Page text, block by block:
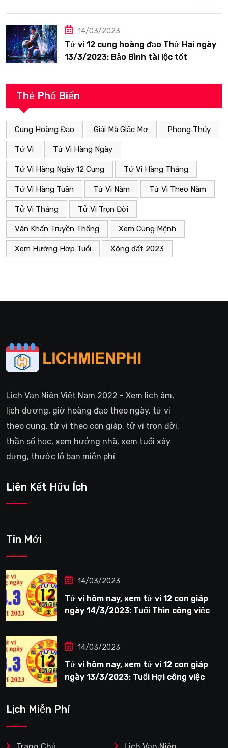
14/03/2023
Tử vi 12 cung hoàng đạo Thứ Hai ngày
13/3/2023: Bảo Bình tài lộc tốt
Thẻ Phổ Biến
Cung Hoàng Đạo Giải Mã Giấc Mơ Phong Thủy
Tử Vi Tử Vi Hàng Ngày
Tử Vi Hàng Ngày 12 Cung Tử Vi Hàng Tháng
Tử Vi Hàng Tuần Tử Vi Năm Tử Vi Theo Năm
Tử Vi Tháng Tử Vi Trọn Đời
Văn Khấn Truyền Thống Xem Cung Mệnh
Xem Hướng Hợp Tuổi Xông đất 2023
Lịch Vạn Niên Việt Nam 2022 - Xem lịch âm,
lịch dương, giờ hoàng đạo theo ngày, tử vi
theo cung, tử vi theo con giáp, tử vi trọn đời,
thần số học, xem hướng nhà, xem tuổi xây
dựng, thước lỗ ban miễn phí
Liên Kết Hữu Ích
Tin Mới
14/03/2023
Tử vi hôm nay, xem tử vi 12 con giáp
ngày 14/3/2023: Tuổi Thìn công việc
14/03/2023
Tử vi hôm nay, xem tử vi 12 con giáp
ngày 13/3/2023: Tuổi Hợi công việc
Lịch Miễn Phí